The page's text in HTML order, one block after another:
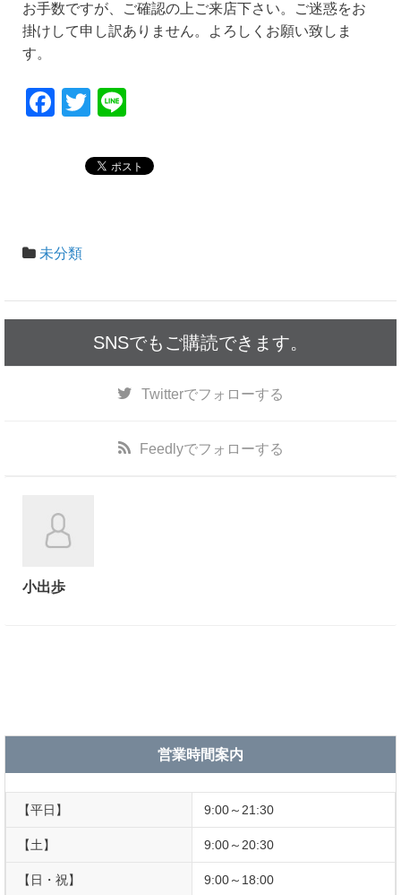
お手数ですが、ご確認の上ご来店下さい。ご迷惑をお
掛けして申し訳ありません。よろしくお願い致しま
す。
F
o
k
T
tt
e
未分類
SNSでもご購読できます。
Twitterでフォローする
Feedlyでフォローする
小出歩
営業時間案内
【平日】 9:00～21:30
【土】 9:00～20:30
【日・祝】 9:00～18:00